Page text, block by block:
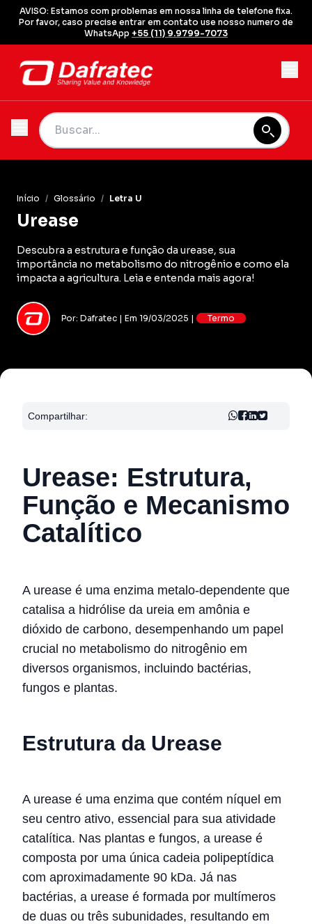
AVISO: Estamos com problemas em nossa linha de telefone fixa.
Por favor, caso precise entrar em contato use nosso numero de
WhatsApp +55 (11) 9.9799-7073
Início / Glossário / Letra U
Urease
Descubra a estrutura e função da urease, sua
importância no metabolismo do nitrogênio e como ela
impacta a agricultura. Leia e entenda mais agora!
Por: Dafratec | Em 19/03/2025 | Termo
Compartilhar:
Urease: Estrutura,
Função e Mecanismo
Catalítico
A urease é uma enzima metalo-dependente que
catalisa a hidrólise da ureia em amônia e
dióxido de carbono, desempenhando um papel
crucial no metabolismo do nitrogênio em
diversos organismos, incluindo bactérias,
fungos e plantas.
Estrutura da Urease
A urease é uma enzima que contém níquel em
seu centro ativo, essencial para sua atividade
catalítica. Nas plantas e fungos, a urease é
composta por uma única cadeia polipeptídica
com aproximadamente 90 kDa. Já nas
bactérias, a urease é formada por multímeros
de duas ou três subunidades, resultando em